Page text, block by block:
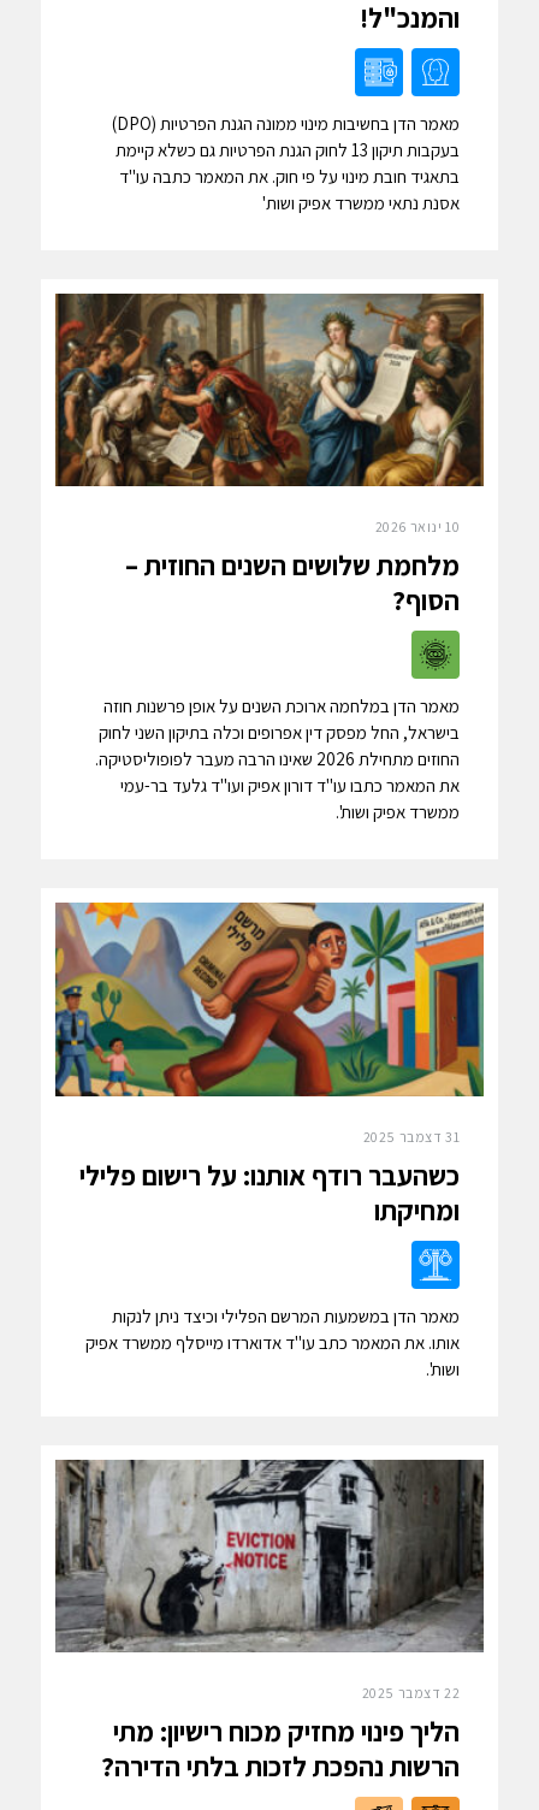
והמנכ"ל!
מאמר הדן בחשיבות מינוי ממונה הגנת הפרטיות (DPO)
בעקבות תיקון 13 לחוק הגנת הפרטיות גם כשלא קיימת
בתאגיד חובת מינוי על פי חוק. את המאמר כתבה עו"ד
אסנת נתאי ממשרד אפיק ושות'
10 ינואר 2026
מלחמת שלושים השנים החוזית –
הסוף?
מאמר הדן במלחמה ארוכת השנים על אופן פרשנות חוזה
בישראל, החל מפסק דין אפרופים וכלה בתיקון השני לחוק
החוזים מתחילת 2026 שאינו הרבה מעבר לפופוליסטיקה.
את המאמר כתבו עו"ד דורון אפיק ועו"ד גלעד בר-עמי
ממשרד אפיק ושות'.
31 דצמבר 2025
כשהעבר רודף אותנו: על רישום פלילי
ומחיקתו
מאמר הדן במשמעות המרשם הפלילי וכיצד ניתן לנקות
אותו. את המאמר כתב עו"ד אדוארדו מייסלף ממשרד אפיק
ושות'.
22 דצמבר 2025
הליך פינוי מחזיק מכוח רישיון: מתי
הרשות נהפכת לזכות בלתי הדירה?